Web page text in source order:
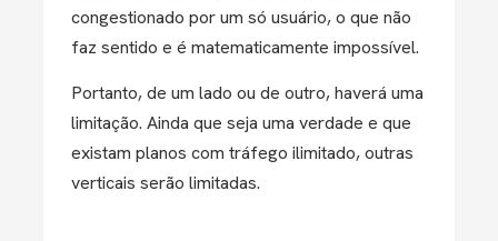
congestionado por um só usuário, o que não
faz sentido e é matematicamente impossível.
Portanto, de um lado ou de outro, haverá uma
limitação. Ainda que seja uma verdade e que
existam planos com tráfego ilimitado, outras
verticais serão limitadas.